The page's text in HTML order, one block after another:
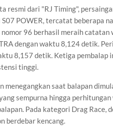
resmi dari "RJ Timing",
POWER, tercatat beberapa
nomor 96 berhasil meraih
dengan waktu 8,124 detik.
8,157 detik. Ketiga pembalap
tinggi.
menegangkan saat balapan
sempurna hingga
Pada kategori Drag Race,
berdebar kencang.